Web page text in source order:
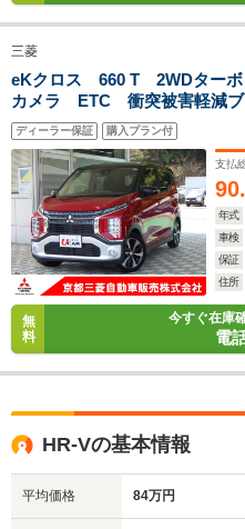
三菱
eKクロス 660 T 2WDター
カメラ ETC 衝突被害軽減
装置 パーキングセンサー 認
ー オートマチックハイビー
プ スマートキー
ディーラー保証 購入プラン付
支払
90.
年式
車検
保証
住所
無
料
今すぐ在庫
電
HR-Vの基本情報
平均価格 84万円